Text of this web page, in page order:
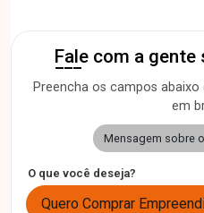
Fale com a
Preencha os campos
em
Mensagem sobre
O que você deseja?
Quero Comprar